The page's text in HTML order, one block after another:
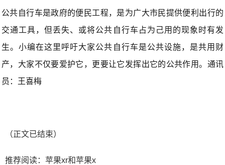
公共自行车是政府的便民工程，是为广大市民提供便利出行的
交通工具，但丢失、或将公共自行车占为己用的现象时有发
生。小编在这里呼吁大家公共自行车是公共设施，是共用财
产，大家不仅要爱护它，更要让它发挥出它的公共作用。通讯
员：王喜梅
（正文已结束）
推荐阅读： 苹果xr和苹果x